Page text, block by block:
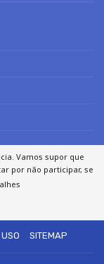
SITEMAP
Vamos supor que
por não participar, se